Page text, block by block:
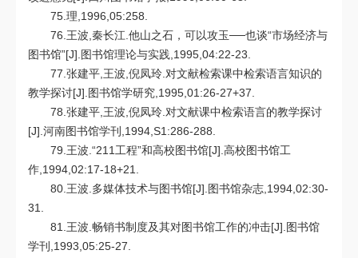
75.理,1996,05:258.
76.王波,秦长江.他山之石，可以攻玉──也谈“市场经济与
图书馆”[J].图书馆理论与实践,1995,04:22-23.
77.张建平,王波,倪凤玲.对文献检索课中检索语言知识的
教学探讨[J].图书馆学研究,1995,01:26-27+37.
78.张建平,王波,倪凤玲.对文献课中检索语言的教学探讨
[J].河南图书馆学刊,1994,S1:286-288.
79.王波.“211工程”和高校图书馆[J].高校图书馆工
作,1994,02:17-18+21.
80.王波.多媒体技术与图书馆[J].图书馆杂志,1994,02:30-
31.
81.王波.畅销书制度及其对图书馆工作的冲击[J].图书馆
学刊,1993,05:25-27.